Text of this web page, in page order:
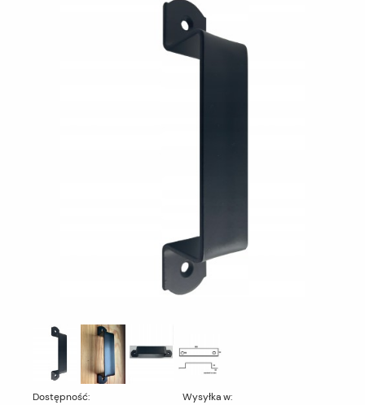
Dostępność:
Wysyłka w: